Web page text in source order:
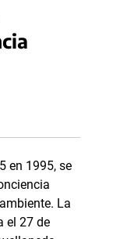
en 1995, se
La
el 27 de